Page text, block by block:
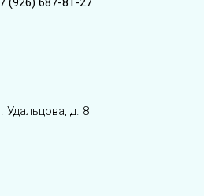
Удальцова, д. 8